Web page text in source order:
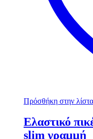
Πρόσθήκη στην
Ελαστικό
slim γραμμή